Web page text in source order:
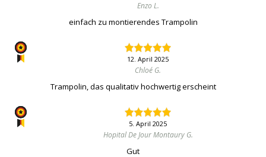
Enzo L.
einfach zu montierendes Trampolin
12. April 2025
Chloé G.
Trampolin, das qualitativ hochwertig erscheint
5. April 2025
Hopital De Jour Montaury G.
Gut